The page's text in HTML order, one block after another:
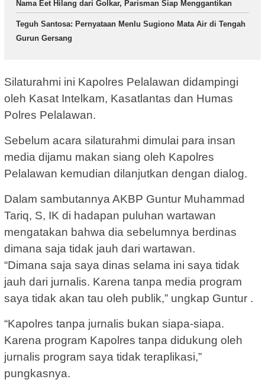
Nama Eet Hilang dari Golkar, Parisman Siap Menggantikan
Teguh Santosa: Pernyataan Menlu Sugiono Mata Air di Tengah
Gurun Gersang
Silaturahmi ini Kapolres Pelalawan didampingi
oleh Kasat Intelkam, Kasatlantas dan Humas
Polres Pelalawan.
Sebelum acara silaturahmi dimulai para insan
media dijamu makan siang oleh Kapolres
Pelalawan kemudian dilanjutkan dengan dialog.
Dalam sambutannya AKBP Guntur Muhammad
Tariq, S, IK di hadapan puluhan wartawan
mengatakan bahwa dia sebelumnya berdinas
dimana saja tidak jauh dari wartawan.
“Dimana saja saya dinas selama ini saya tidak
jauh dari jurnalis. Karena tanpa media program
saya tidak akan tau oleh publik,” ungkap Guntur .
“Kapolres tanpa jurnalis bukan siapa-siapa.
Karena program Kapolres tanpa didukung oleh
jurnalis program saya tidak teraplikasi,”
pungkasnya.